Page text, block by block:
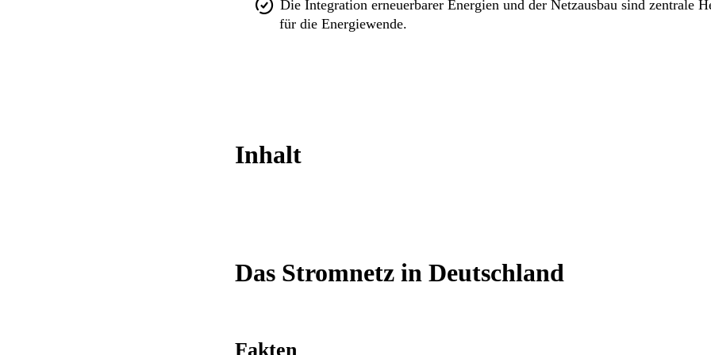
Die Integration erneuerbarer Energien und der Netzausbau sind zentrale
für die Energiewende.
Inhalt
Das Stromnetz in Deutschland
Fakten